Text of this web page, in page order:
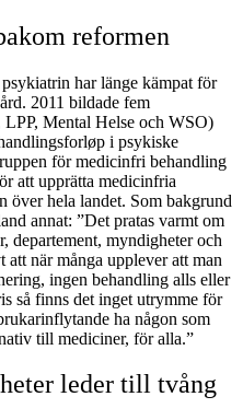
reformen
har länge kämpat för
2011 bildade fem
Mental Helse och WSO)
i psykiske
för medicinfri behandling
att upprätta medicinfria
över hela landet. Som bakgrund
annat: ”Det pratas varmt om
departement, myndigheter och
när många upplever att man
ingen behandling alls eller
så finns det inget utrymme för
ha någon som
till mediciner, för alla.”
leder till tvång